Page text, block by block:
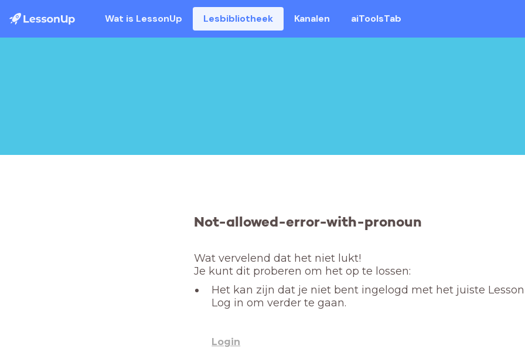
Wat is LessonUp Lesbibliotheek Kanalen aiToolsTab
Not-allowed-error-with-pronoun
Wat vervelend dat het niet lukt!
Je kunt dit proberen om het op te lossen:
Het kan zijn dat je niet bent ingelogd met het juiste
Log in om verder te gaan.
Login